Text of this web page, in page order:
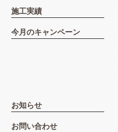
施工実績
今月のキャンペーン
お知らせ
お問い合わせ